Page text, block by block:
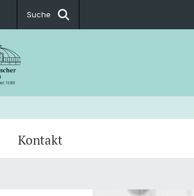
Suche
Kontakt